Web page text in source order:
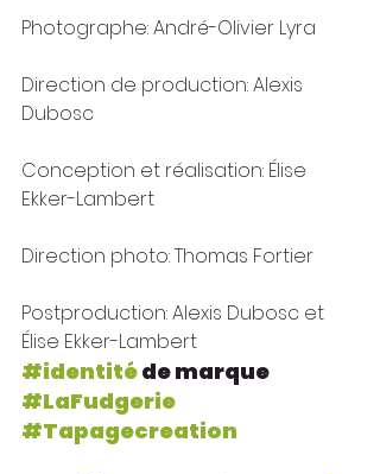
Photographe: André-Olivier Lyra
Direction de production: Alexis
Dubosc
Conception et réalisation: Élise
Ekker-Lambert
Direction photo: Thomas Fortier
Postproduction: Alexis Dubosc et
Élise Ekker-Lambert
#identité de marque
#LaFudgerie
#Tapagecreation